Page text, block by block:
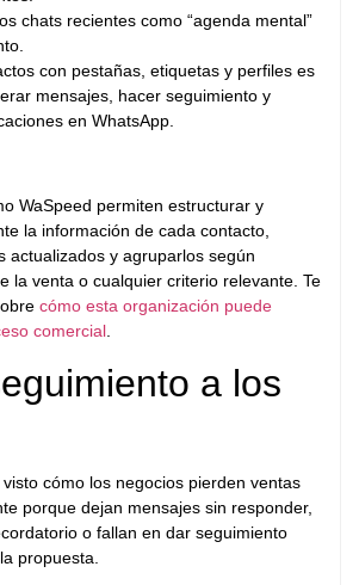
chats recientes como “agenda mental”
con pestañas, etiquetas y perfiles es
mensajes, hacer seguimiento y
en WhatsApp.
WaSpeed permiten estructurar y
la información de cada contacto,
actualizados y agruparlos según
la venta o cualquier criterio relevante. Te
cómo esta organización puede
comercial
a los
cómo los negocios pierden ventas
porque dejan mensajes sin responder,
o fallan en dar seguimiento
propuesta.